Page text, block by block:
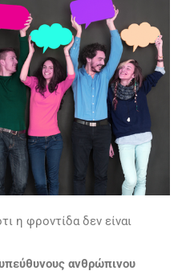
η φροντίδα δεν είναι
ανθρώπινου